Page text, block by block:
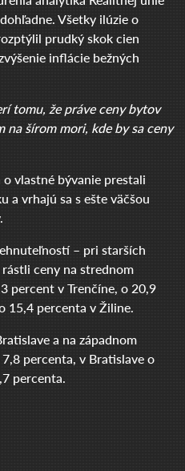
Všetky ilúzie o
prudký skok cien
inflácie bežných
tomu, že práve ceny bytov
šírom mori, kde by sa ceny
vlastné bývanie prestali
a vrhajú sa s ešte väčšou
– pri starších
ceny na strednom
percent v Trenčíne, o 20,9
15,4 percenta v Žiline.
a na západnom
percenta, v Bratislave o
percenta.